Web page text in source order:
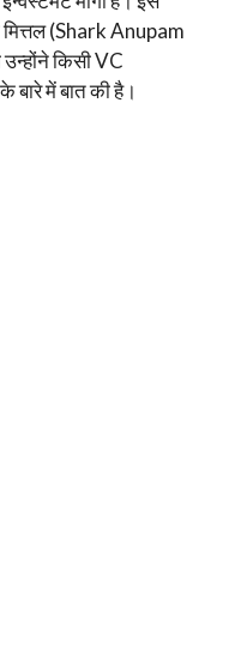
मित्तल (Shark Anupam
किसी VC
में बात की है।